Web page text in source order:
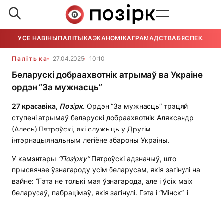
УСЕ НАВІНЫПАЛІТЫКАЭКАНОМІКАГРАМАДСТВАБЯСПЕКА
Палітыка 27.04.2025 10:10
Беларускі добраахвотнік атрымаў ва Украіне
ордэн “За мужнасць”
27 красавіка, Позірк. Ордэн “За мужнасць” трэцяй
ступені атрымаў беларускі добраахвотнік Аляксандр
(Алесь) Пятроўскі, які служыць у Другім
інтэрнацыянальным легіёне абароны Украіны.
У камэнтары “Позірку”Пятроўскі адзначыў, што
прысвячае ўзнагароду усім беларусам, якія загінулі на
вайне: “Гэта не толькі мая ўзнагарода, але і ўсіх маіх
беларусаў, пабрацімаў, якія загінулі. Гэта і “Мінск”, і